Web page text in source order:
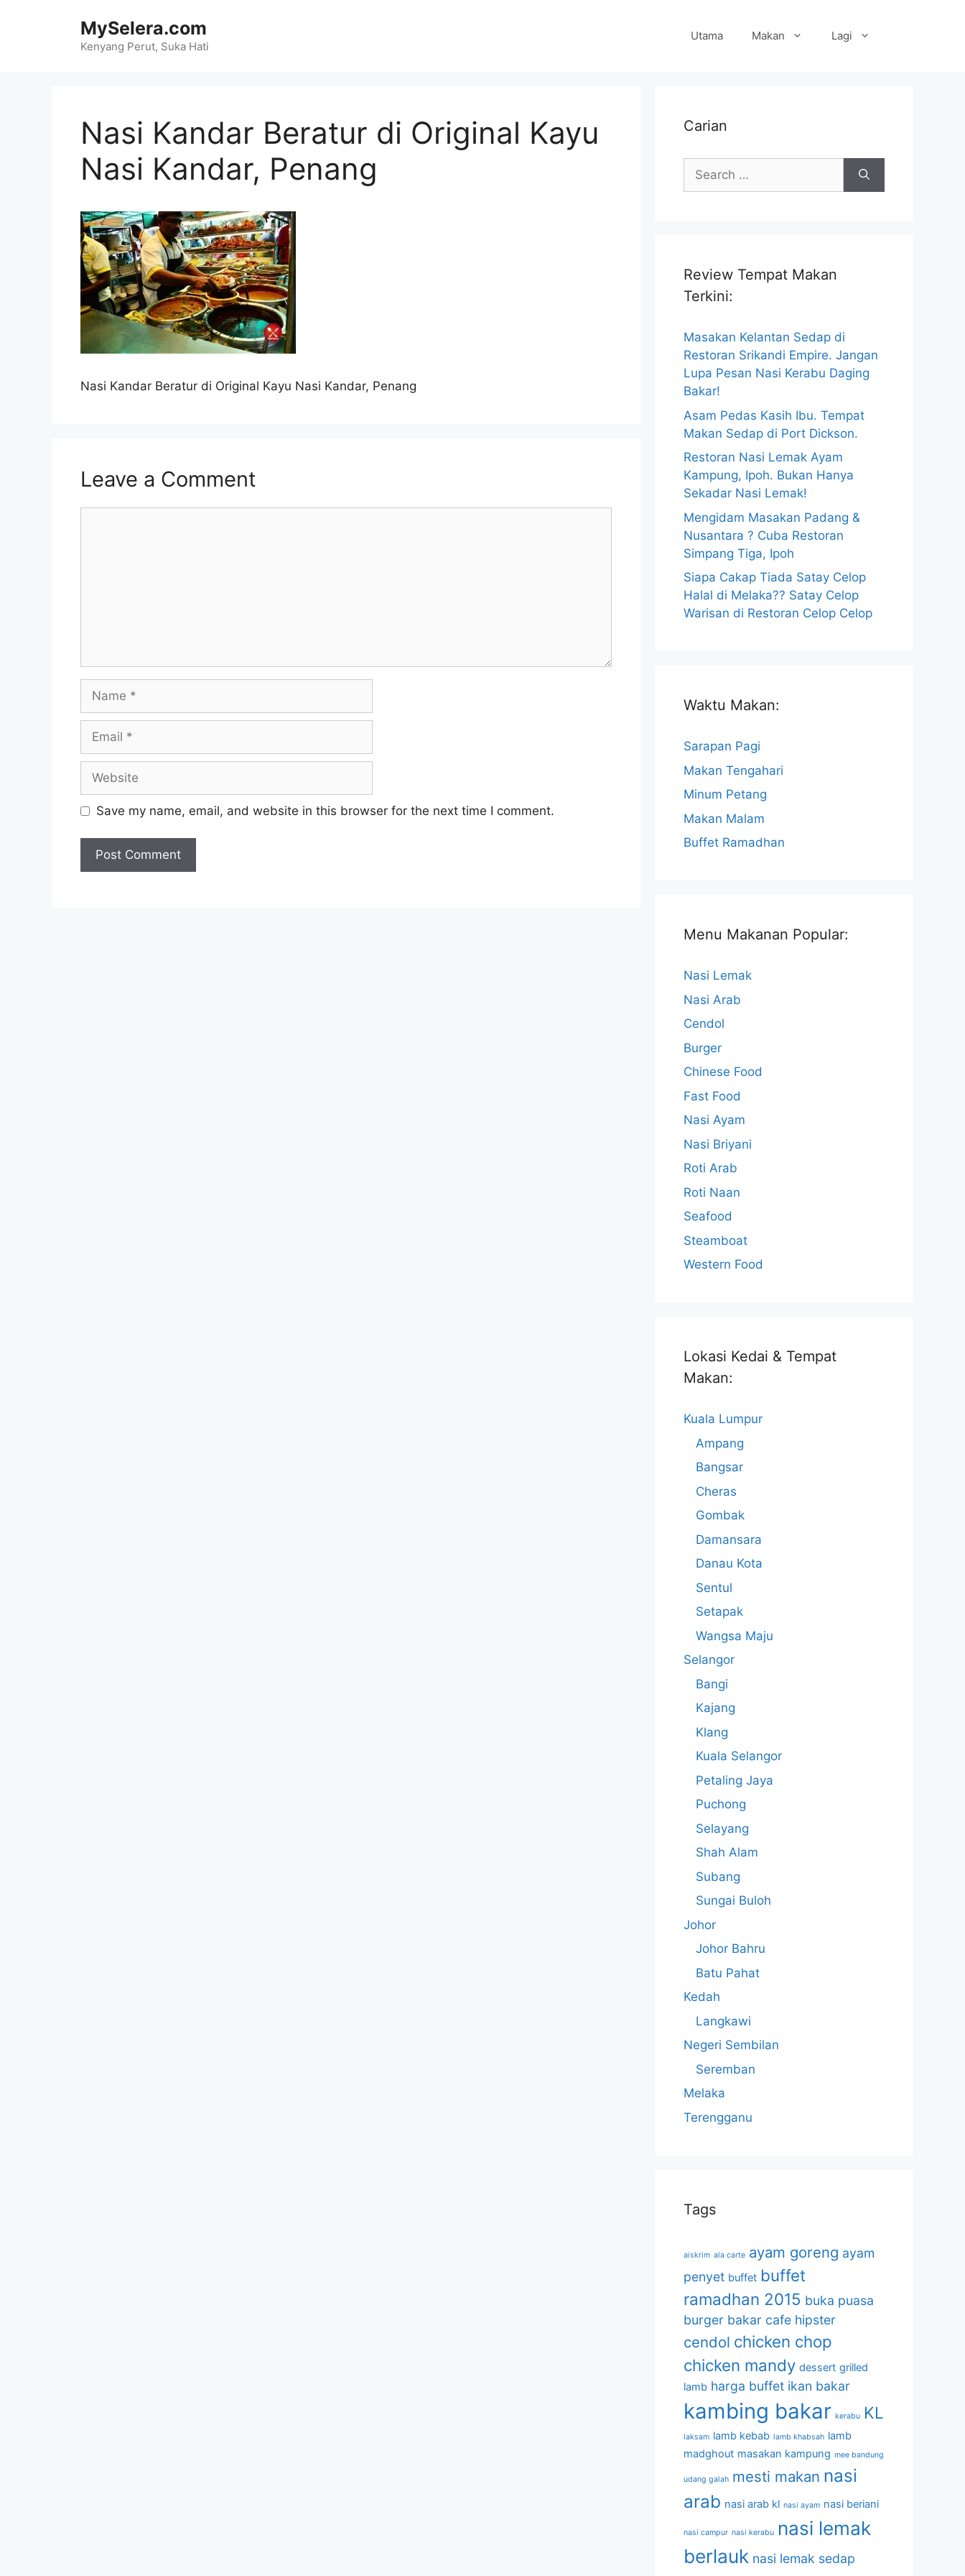
MySelera.com
Kenyang Perut, Suka Hati
Utama Makan Lagi
Nasi Kandar Beratur di Original Kayu
Nasi Kandar, Penang
Nasi Kandar Beratur di Original Kayu Nasi Kandar, Penang
Leave a Comment
Save my name, email, and website in this browser for the next time I comment.
Carian
Search
for:
Review Tempat Makan
Terkini:
Masakan Kelantan Sedap di
Restoran Srikandi Empire. Jangan
Lupa Pesan Nasi Kerabu Daging
Bakar!
Asam Pedas Kasih Ibu. Tempat
Makan Sedap di Port Dickson.
Restoran Nasi Lemak Ayam
Kampung, Ipoh. Bukan Hanya
Sekadar Nasi Lemak!
Mengidam Masakan Padang &
Nusantara ? Cuba Restoran
Simpang Tiga, Ipoh
Siapa Cakap Tiada Satay Celop
Halal di Melaka?? Satay Celop
Warisan di Restoran Celop Celop
Waktu Makan:
Sarapan Pagi
Makan Tengahari
Minum Petang
Makan Malam
Buffet Ramadhan
Menu Makanan Popular:
Nasi Lemak
Nasi Arab
Cendol
Burger
Chinese Food
Fast Food
Nasi Ayam
Nasi Briyani
Roti Arab
Roti Naan
Seafood
Steamboat
Western Food
Lokasi Kedai & Tempat
Makan:
Kuala Lumpur
Ampang
Bangsar
Cheras
Gombak
Damansara
Danau Kota
Sentul
Setapak
Wangsa Maju
Selangor
Bangi
Kajang
Klang
Kuala Selangor
Petaling Jaya
Puchong
Selayang
Shah Alam
Subang
Sungai Buloh
Johor
Johor Bahru
Batu Pahat
Kedah
Langkawi
Negeri Sembilan
Seremban
Melaka
Terengganu
Tags
aiskrim ala carte ayam goreng ayam
penyet buffet buffet
ramadhan 2015 buka puasa
burger bakar cafe hipster
cendol chicken chop
chicken mandy dessert grilled
lamb harga buffet ikan bakar
kambing bakar kerabu KL
laksam lamb kebab lamb khabsah lamb
madghout masakan kampung mee bandung
udang galah mesti makan nasi
arab nasi arab kl nasi ayam nasi beriani
nasi campur nasi kerabu nasi lemak
berlauk nasi lemak sedap